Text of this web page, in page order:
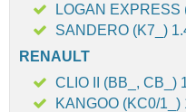
LOGAN EXPRESS
SANDERO (K7_)
RENAULT
CLIO II (BB_, CB_)
KANGOO (KC0/1_)